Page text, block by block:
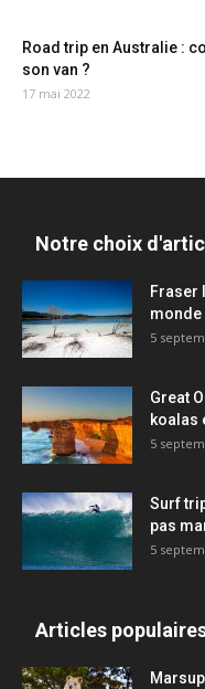
Road trip en Australie :
son van ?
17 mai 2022
Notre choix
Fraser
monde
5
Great
koalas
5
Surf
pas
5
Articles